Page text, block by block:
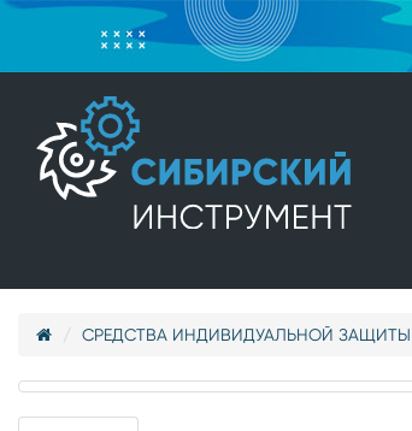
СРЕДСТВА ИНДИВИДУАЛЬНОЙ ЗАЩИТЫ